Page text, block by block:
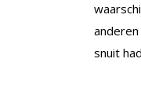
snuit